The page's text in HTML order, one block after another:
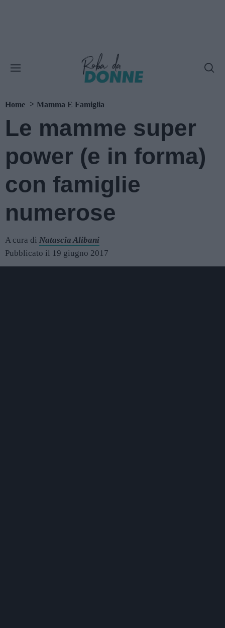
Home Mamma E Famiglia
Le mamme super
power (e in forma)
con famiglie
numerose
A cura di Natascia Alibani
Pubblicato il 19 giugno 2017